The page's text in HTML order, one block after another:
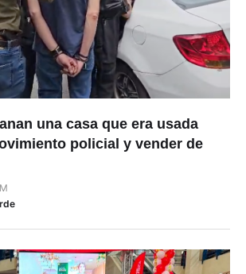
una casa que era usada
policial y vender de